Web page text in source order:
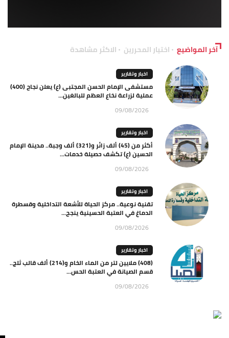
آخر المواضيع اختيار المحررين الاكثر مشاهدة
اخبار وتقارير
مستشفى الإمام الحسن المجتبى (ع) يعلن نجاح (400)
عملية لزراعة نخاع العظم للبالغين...
09/08/2026
اخبار وتقارير
أكثر من (45) ألف زائر و(321) ألف وجبة.. مدينة الإمام
الحسين (ع) تكشف حصيلة خدمات...
09/08/2026
اخبار وتقارير
تقنية نوعية.. مركز الحياة للأشعة التداخلية وقسطرة
الدماغ في العتبة الحسينية ينجح...
09/08/2026
اخبار وتقارير
(408) ملايين لتر من الماء الخام و(214) ألف قالب ثلج..
قسم الصيانة في العتبة الحس...
09/08/2026